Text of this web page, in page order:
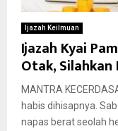
Ijazah Keilmuan
Ijazah Kyai
Otak,
MANTRA
habis dihisapnya.
napas berat seolah